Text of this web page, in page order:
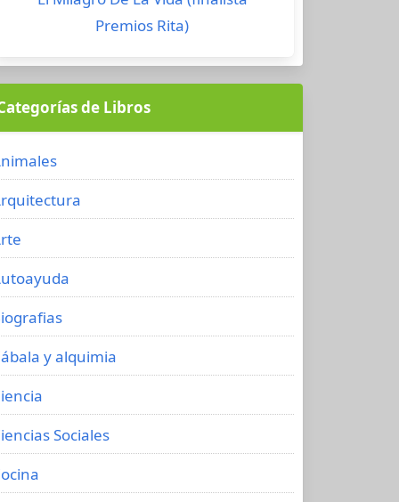
Premios Rita)
de Libros
y alquimia
Sociales